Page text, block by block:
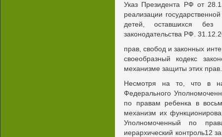
Указ Президента РФ от
реализации
детей, оставшихся без
законодательства РФ.
прав, свобод и законных
своеобразный кодекс
механизме защиты этих прав.
Несмотря на то, что в
Федерального
по правам ребенка в
механизм их
Уполномоченный по
иерархический контроль12